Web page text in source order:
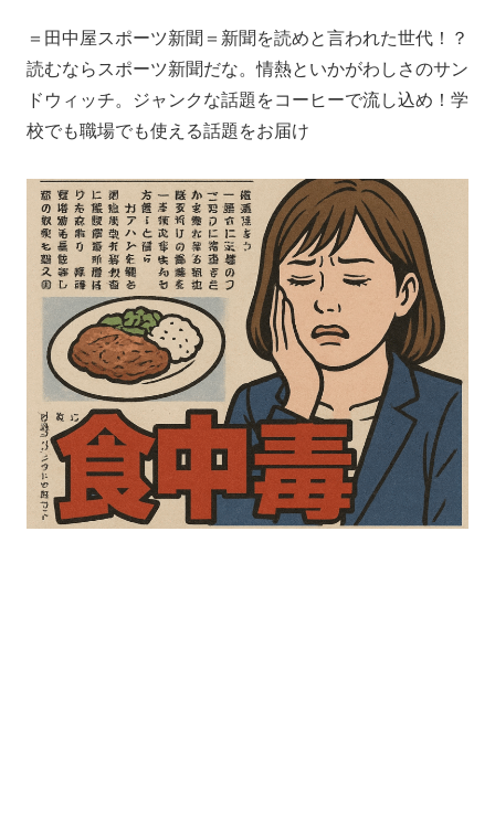
＝田中屋スポーツ新聞＝新聞を読めと言われた世代！？
読むならスポーツ新聞だな。情熱といかがわしさのサン
ドウィッチ。ジャンクな話題をコーヒーで流し込め！学
校でも職場でも使える話題をお届け